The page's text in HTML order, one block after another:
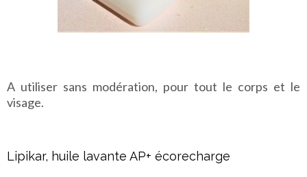
A utiliser sans modération, pour tout le corps et le
visage.
Lipikar, huile lavante AP+ écorecharge